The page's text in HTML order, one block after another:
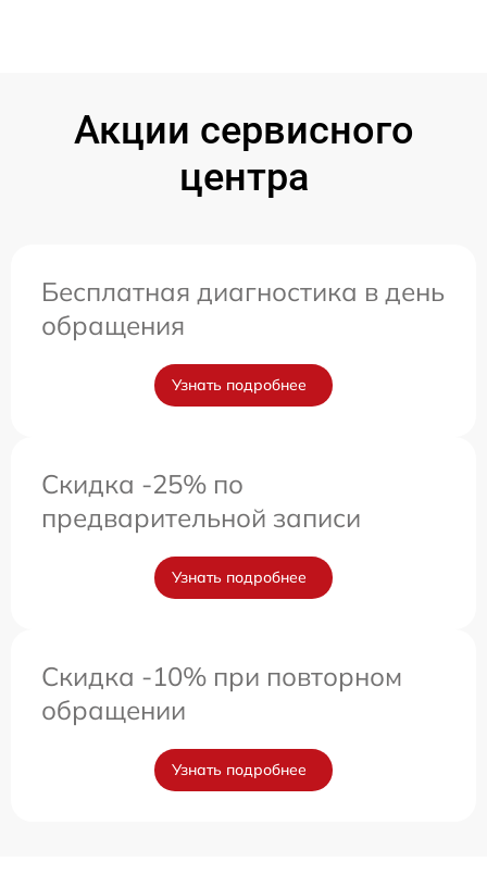
Акции сервисного
центра
Бесплатная диагностика в день
обращения
Узнать подробнее
Скидка -25% по
предварительной записи
Узнать подробнее
Скидка -10% при повторном
обращении
Узнать подробнее